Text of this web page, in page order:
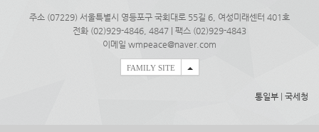
주소 (07229) 서울특별시 영등포구 국회대로 55길 6, 여성미래센터 401호
전화 (02)929-4846, 4847 | 팩스 (02)929-4843
이메일 wmpeace@naver.com
FAMILY SITE
통일부 국세청